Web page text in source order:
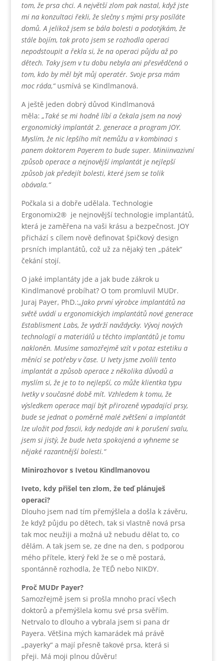
tom, že prsa chci. A největší zlom pak nastal, když jste
mi na konzultaci řekli, že slečny s mými prsy posíláte
domů. A jelikož jsem se bála bolesti a podotýkám, že
stále bojím, tak proto jsem se rozhodla operaci
nepodstoupit a řekla si, že na operaci půjdu až po
dětech. Taky jsem v tu dobu nebyla ani přesvědčená o
tom, kdo by měl být můj operatér. Svoje prsa mám
moc ráda,“usmívá se Kindlmanová.
A ještě jeden dobrý důvod Kindlmanová
měla: „Také se mi hodně líbí a čekala jsem na nový
ergonomický implantát 2. generace a program JOY.
Myslím, že nic lepšího mít nemůžu a v kombinaci s
panem doktorem Payerem to bude super. Miniinvazivní
způsob operace a nejnovější implantát je nejlepší
způsob jak předejít bolesti, které jsem se tolik
obávala.“
Počkala si a dobře udělala. Technologie
Ergonomix2® je nejnovější technologie implantátů,
která je zaměřena na vaši krásu a bezpečnost. JOY
přichází s cílem nově definovat špičkový design
prsních implantátů, což už za nějaký ten „pátek“
čekání stojí.
O jaké implantáty jde a jak bude zákrok u
Kindlmanové probíhat? O tom promluvil MUDr.
Juraj Payer, PhD.:„Jako první výrobce implantátů na
světě uvádí u ergonomických implantátů nové generace
Establisment Labs, že vydrží navždycky. Vývoj nových
technologií a materiálů u těchto implantátů je tomu
nakloněn. Musíme samozřejmě vzít v potaz estetiku a
měnící se potřeby v čase. U Ivety jsme zvolili tento
implantát a způsob operace z několika důvodů a
myslím si, že je to to nejlepší, co může klientka typu
Ivetky v současné době mít. Vzhledem k tomu, že
výsledkem operace mají být přirozeně vypadající prsy,
bude se jednat o poměrně malé zvětšení a implantát
lze uložit pod fascii, kdy nedojde ani k porušení svalu,
jsem si jistý, že bude Iveta spokojená a vyhneme se
nějaké razantnější bolesti.“
Minirozhovor s Ivetou Kindlmanovou
Iveto, kdy přišel ten zlom, že teď plánuješ
operaci?
Dlouho jsem nad tím přemýšlela a došla k závěru,
že když půjdu po dětech, tak si vlastně nová prsa
tak moc neužiji a možná už nebudu dělat to, co
dělám. A tak jsem se, ze dne na den, s podporou
mého přítele, který řekl že se o mě postará,
spontánně rozhodla, že TEĎ nebo NIKDY.
Proč MUDr Payer?
Samozřejmě jsem si prošla mnoho prací všech
doktorů a přemýšlela komu své prsa svěřím.
Netrvalo to dlouho a vybrala jsem si pana dr
Payera. Většina mých kamarádek má právě
„payerky“ a mají přesně takové prsa, která si
přeji. Má moji plnou důvěru!